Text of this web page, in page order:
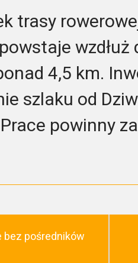
trasy
4,5 km.
szlaku od
powinny
bez pośredników